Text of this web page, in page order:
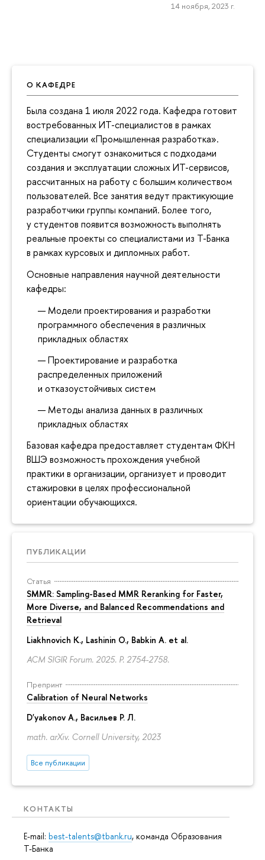
О КАФЕДРЕ
Была создана 1 июля 2022 года. Кафедра готовит
востребованных ИТ-специалистов в рамках
специализации «Промышленная разработка».
Студенты смогут ознакомиться с подходами
создания и эксплуатации сложных ИТ-сервисов,
рассчитанных на работу с большим количеством
пользователей. Все занятия ведут практикующие
разработчики группы компаний. Более того,
у студентов появится возможность выполнять
реальные проекты со специалистами из Т-Банка
в рамках курсовых и дипломных работ.
Основные направления научной деятельности
кафедры:
Модели проектирования и разработки
программного обеспечения в различных
прикладных областях
Проектирование и разработка
распределенных приложений
и отказоустойчивых систем
Методы анализа данных в различных
прикладных областях
Базовая кафедра предоставляет студентам ФКН
ВШЭ возможность прохождения учебной
практики в организации, организует и проводит
стажировки в целях профессиональной
ориентации обучающихся.
ПУБЛИКАЦИИ
Статья
SMMR: Sampling-Based MMR Reranking for Faster,
More Diverse, and Balanced Recommendations and
Retrieval
Liakhnovich K., Lashinin O., Babkin A. et al.
ACM SIGIR Forum. 2025. P. 2754-2758.
Препринт
Calibration of Neural Networks
D'yakonov A., Васильев Р. Л.
math. arXiv. Cornell University, 2023
Все публикации
КОНТАКТЫ
E-mail: best-talents@tbank.ru, команда Образования
Т-Банка
14 ноября, 2023 г.